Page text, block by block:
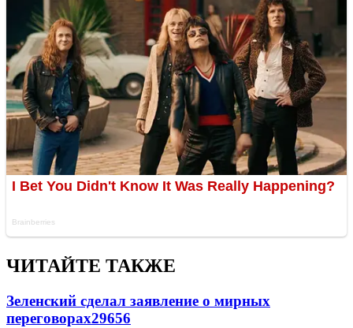
ЧИТАЙТЕ ТАКЖЕ
Зеленский сделал заявление о мирных
переговорах29656